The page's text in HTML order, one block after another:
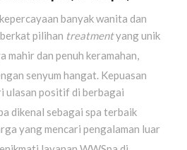
banyak wanita dan
pilihan treatmentyang unik
mahir dan penuh keramahan,
senyum hangat. Kepuasan
ulasan positif di berbagai
dikenal sebagai spa terbaik
yang mencari pengalaman luar